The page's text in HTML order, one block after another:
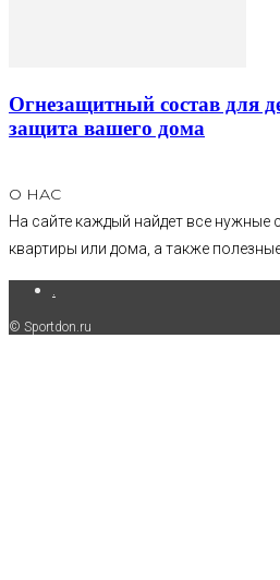
Огнезащитный состав для
защита вашего дома
О НАС
На сайте каждый найдет все нужные
квартиры или дома, а также
© Sportdon.ru